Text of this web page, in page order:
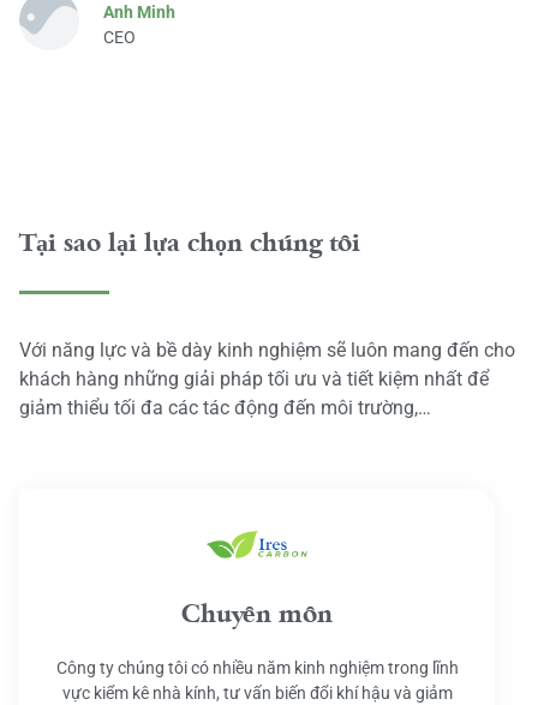
Anh Minh
CEO
Tại sao lại lựa chọn chúng tôi
Với năng lực và bề dày kinh nghiệm sẽ luôn mang đến cho
khách hàng những giải pháp tối ưu và tiết kiệm nhất để
giảm thiểu tối đa các tác động đến môi trường,…
Chuyên môn
Công ty chúng tôi có nhiều năm kinh nghiệm trong lĩnh
vực kiểm kê nhà kính, tư vấn biến đổi khí hậu và giảm